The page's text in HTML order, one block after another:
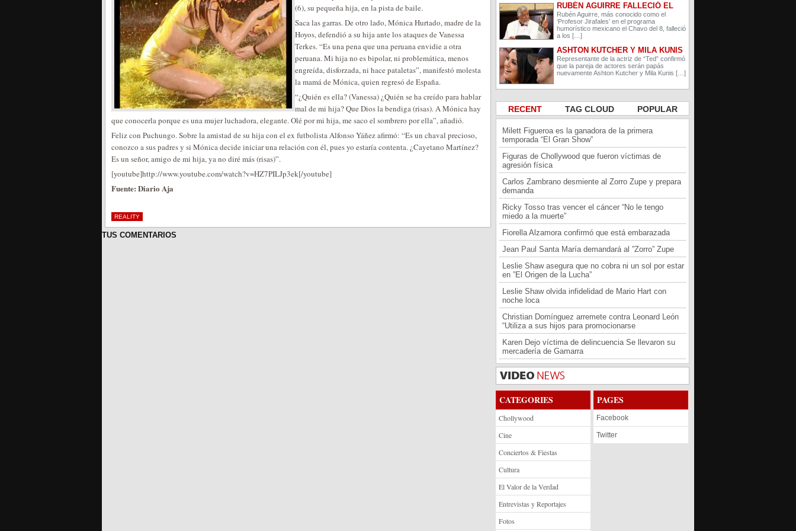
(6), su pequeña hija, en la pista de baile.
Saca las garras. De otro lado, Mónica Hurtado, madre de la
Hoyos, defendió a su hija ante los ataques de Vanessa
Terkes. “Es una pena que una peruana envidie a otra
peruana. Mi hija no es bipolar, ni problemática, menos
engreída, disforzada, ni hace pataletas”, manifestó molesta
la mamá de Mónica, quien regresó de España.
“¿Quién es ella? (Vanessa) ¿Quién se ha creído para hablar
mal de mi hija? Que Dios la bendiga (risas). A Mónica hay
que conocerla porque es una mujer luchadora, elegante. Olé por mi hija, me saco el sombrero por ella”, añadió.
Feliz con Puchungo. Sobre la amistad de su hija con el ex futbolista Alfonso Yáñez afirmó: “Es un chaval precioso,
conozco a sus padres y si Mónica decide iniciar una relación con él, pues yo estaría contenta. ¿Cayetano Martínez?
Es un señor, amigo de mi hija, ya no diré más (risas)”.
[youtube]http://www.youtube.com/watch?v=HZ7PILJp3ek[/youtube]
Fuente: Diario Aja
REALITY
TUS COMENTARIOS
RUBÉN AGUIRRE FALLECIÓ EL
PROFESOR JIRAFALES DE EL
CHAVO DEL 8
Rubén Aguirre, más conocido como el
‘Profesor Jirafales’ en el programa
humorístico mexicano el Chavo del 8, falleció
a los […]
ASHTON KUTCHER Y MILA KUNIS
ESPERAN A SU SEGUNDO HIJO
Representante de la actriz de “Ted” confirmó
que la pareja de actores serán papás
nuevamente Ashton Kutcher y Mila Kunis […]
RECENT TAG CLOUD POPULAR
Milett Figueroa es la ganadora de la primera
temporada “El Gran Show”
Figuras de Chollywood que fueron víctimas de
agresión física
Carlos Zambrano desmiente al Zorro Zupe y prepara
demanda
Ricky Tosso tras vencer el cáncer “No le tengo
miedo a la muerte”
Fiorella Alzamora confirmó que está embarazada
Jean Paul Santa María demandará al ”Zorro” Zupe
Leslie Shaw asegura que no cobra ni un sol por estar
en ”El Origen de la Lucha”
Leslie Shaw olvida infidelidad de Mario Hart con
noche loca
Christian Domínguez arremete contra Leonard León
“Utiliza a sus hijos para promocionarse
Karen Dejo víctima de delincuencia Se llevaron su
mercadería de Gamarra
CATEGORIES
Chollywood
Cine
Conciertos & Fiestas
Cultura
El Valor de la Verdad
Entrevistas y Reportajes
Fotos
PAGES
Facebook
Twitter